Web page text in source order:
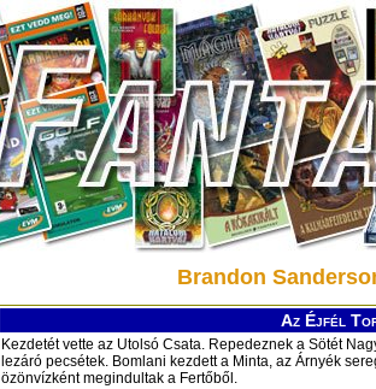
Brandon
Az Éjfél
Kezdetét vette az Utolsó Csata. Repedeznek a Sötét
lezáró pecsétek. Bomlani kezdett a Minta, az Árnyék
özönvízként megindultak a Fertőből.